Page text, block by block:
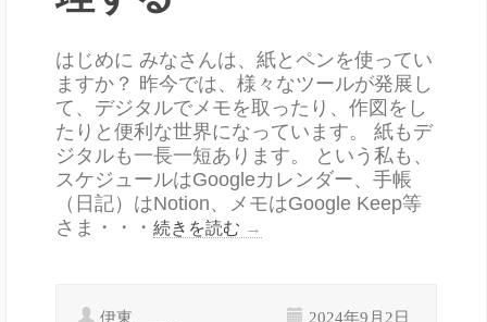
はじめに みなさんは、紙とペンを使ってい
ますか？ 昨今では、様々なツールが発展し
て、デジタルでメモを取ったり、作図をし
たりと便利な世界になっています。 紙もデ
ジタルも一長一短あります。 という私も、
スケジュールはGoogleカレンダー、手帳
（日記）はNotion、メモはGoogle Keep等
さま・・・ 続きを読む →
伊東 2024年9月2日